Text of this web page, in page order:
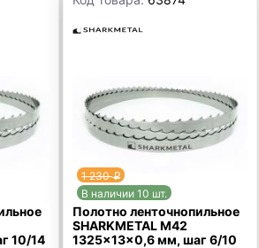
10/14
1 230p
В наличии 10 шт.
Полотно ленточнопильное
SHARKMETAL M42
1325×13×0,6 мм, шаг 6/10